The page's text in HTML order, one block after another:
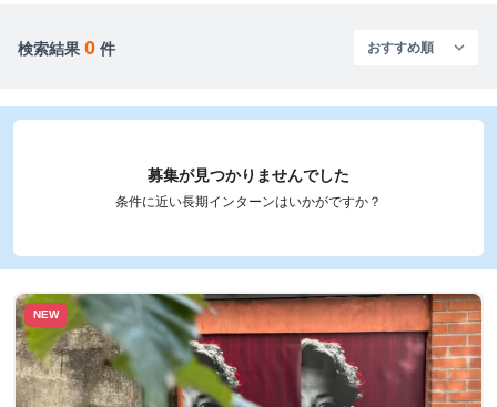
検索結果 0 件
募集が見つかりませんでした
条件に近い長期インターンはいかがですか？
NEW